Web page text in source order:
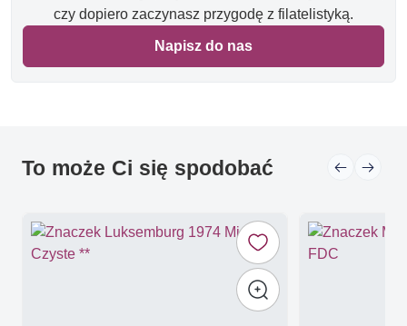
czy dopiero zaczynasz przygodę z filatelistyką.
Napisz do nas
To może Ci się spodobać